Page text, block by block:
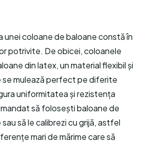
unei coloane de baloane constă în
potrivite. De obicei, coloanele
din latex, un material flexibil și
se mulează perfect pe diferite
uniformitatea și rezistența
să folosești baloane de
să le calibrezi cu grijă, astfel
mari de mărime care să